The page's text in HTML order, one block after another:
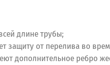
длине трубы;
защиту от перелива во
дополнительное ребро